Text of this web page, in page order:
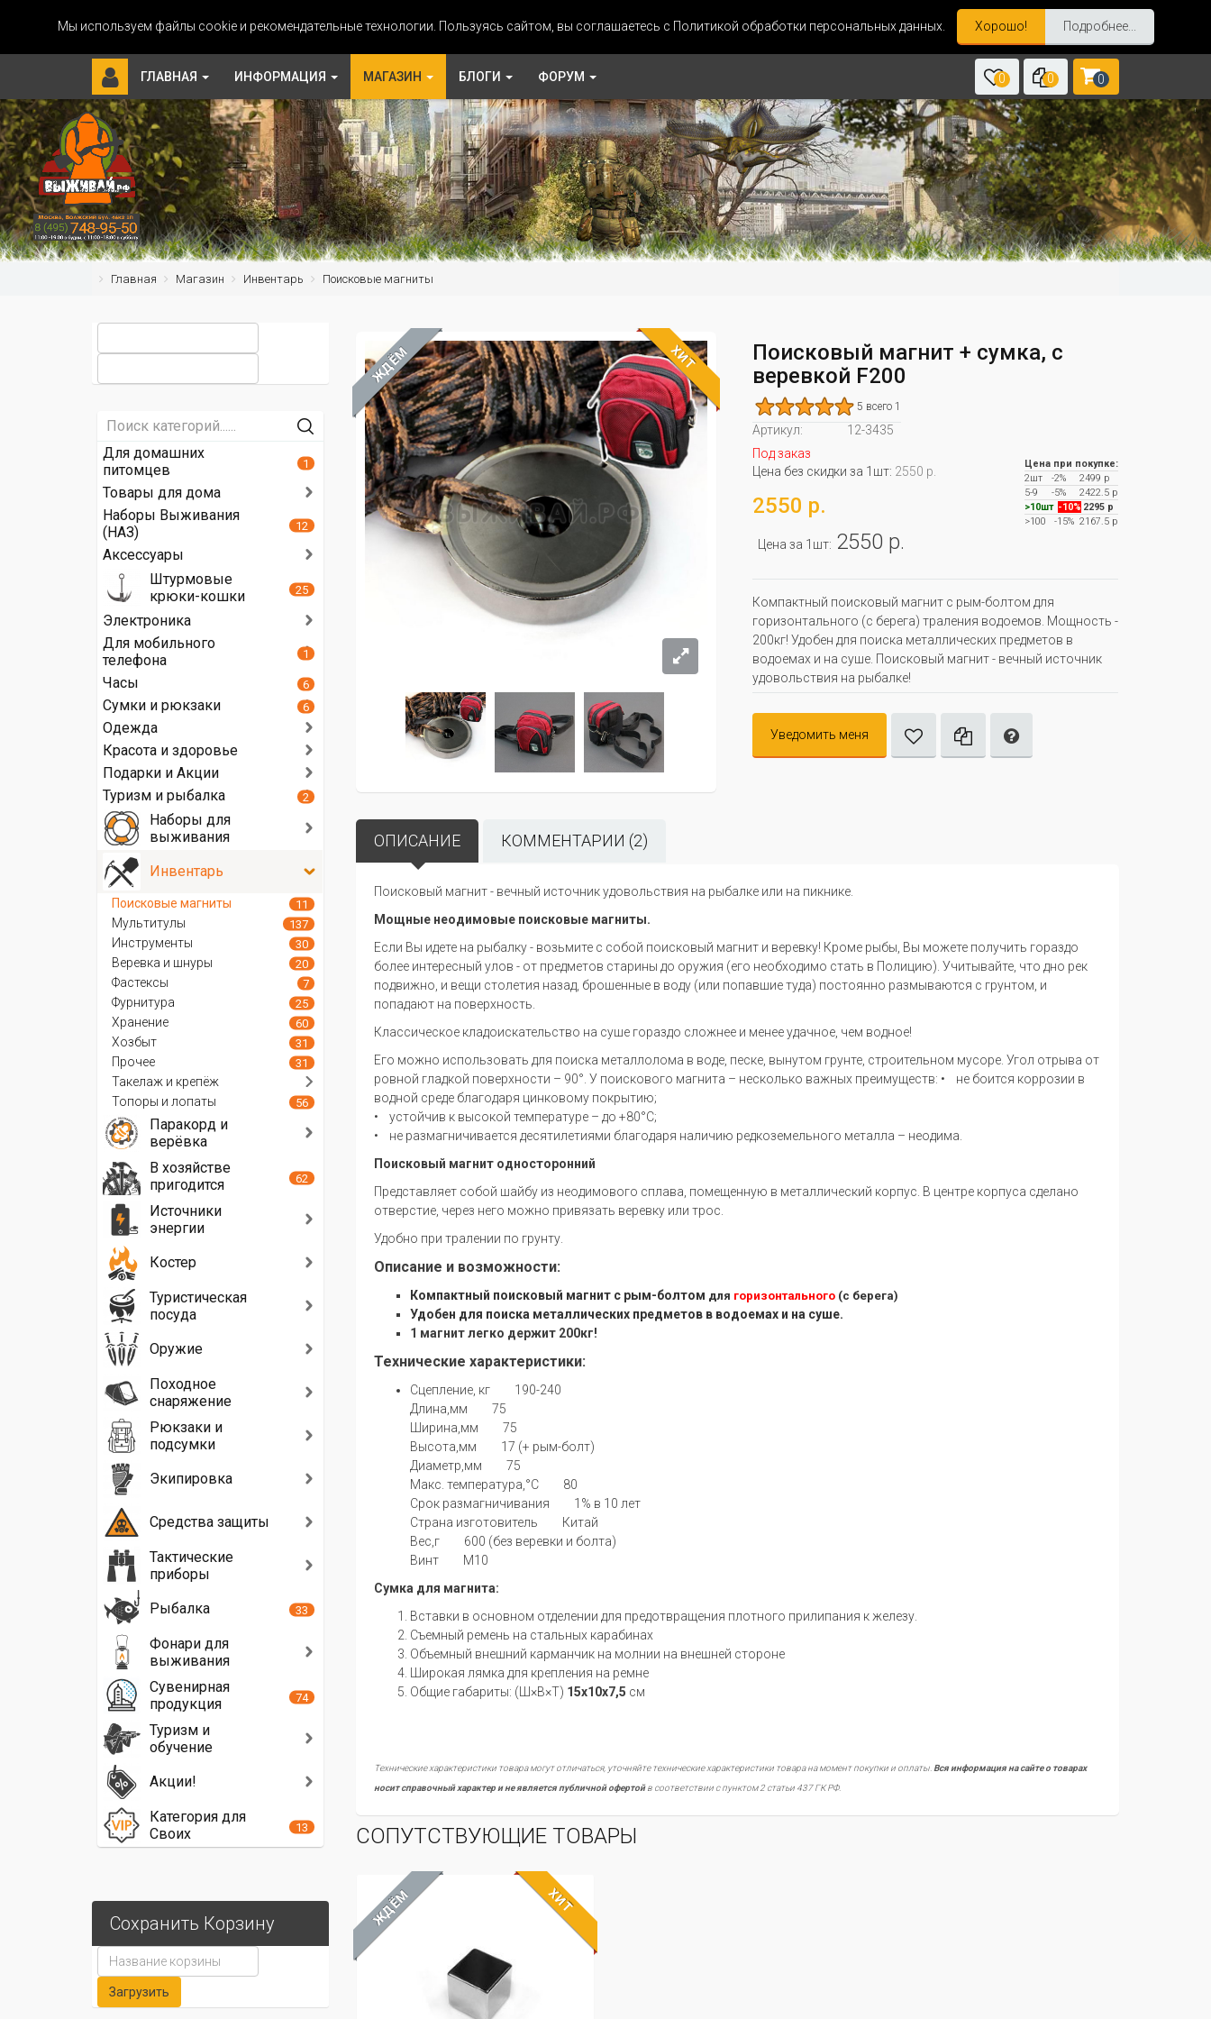
Мы используем файлы cookie и рекомендательные технологии. Пользуясь сайтом, вы соглашаетесь с Политикой обработки персональных данных. Хорошо! Подробнее...
ГЛАВНАЯ ИНФОРМАЦИЯ МАГАЗИН БЛОГИ ФОРУМ 0 0 0
Главная Магазин Инвентарь Поисковые магниты
ЖДЁМ ХИТ
Поисковый магнит + сумка, с
веревкой F200
5 всего 1
Артикул:
12-3435
Под заказ
Цена без скидки за 1шт: 2550 р.
2550 р.
Цена за 1шт: 2550 р.
Цена при покупке:
2шт
-2%
2499 р
5-9
-5%
2422.5 р
>10шт -10% 2295 р
>100
-15%2167.5 р
Компактный поисковый магнит с рым-болтом для
горизонтального (с берега) траления водоемов. Мощность -
200кг! Удобен для поиска металлических предметов в
водоемах и на суше. Поисковый магнит - вечный источник
удовольствия на рыбалке!
Уведомить меня
ОПИСАНИЕ КОММЕНТАРИИ (2)
Поисковый магнит - вечный источник удовольствия на рыбалке или на пикнике.
Мощные неодимовые поисковые магниты.
Если Вы идете на рыбалку - возьмите с собой поисковый магнит и веревку! Кроме рыбы, Вы можете получить гораздо
более интересный улов - от предметов старины до оружия (его необходимо стать в Полицию). Учитывайте, что дно рек
подвижно, и вещи столетия назад, брошенные в воду (или попавшие туда) постоянно размываются с грунтом, и
попадают на поверхность.
Классическое кладоискательство на суше гораздо сложнее и менее удачное, чем водное!
Его можно использовать для поиска металлолома в воде, песке, вынутом грунте, строительном мусоре. Угол отрыва от
ровной гладкой поверхности – 90°. У поискового магнита – несколько важных преимуществ: • не боится коррозии в
водной среде благодаря цинковому покрытию;
• устойчив к высокой температуре – до +80°С;
• не размагничивается десятилетиями благодаря наличию редкоземельного металла – неодима.
Поисковый магнит односторонний
Представляет собой шайбу из неодимового сплава, помещенную в металлический корпус. В центре корпуса сделано
отверстие, через него можно привязать веревку или трос.
Удобно при тралении по грунту.
Описание и возможности:
Компактный поисковый магнит с рым-болтом для горизонтального(с берега)
Удобен для поиска металлических предметов в водоемах и на суше.
1 магнит легко держит 200кг!
Технические характеристики:
Сцепление, кг 190-240
Длина,мм 75
Ширина,мм 75
Высота,мм 17 (+ рым-болт)
Диаметр,мм 75
Макс. температура,°C 80
Срок размагничивания 1% в 10 лет
Страна изготовитель Китай
Вес,г 600 (без веревки и болта)
Винт M10
Сумка для магнита:
Вставки в основном отделении для предотвращения плотного прилипания к железу.
Съемный ремень на стальных карабинах
Объемный внешний карманчик на молнии на внешней стороне
Широкая лямка для крепления на ремне
Общие габариты: (Ш×В×Т) 15х10х7,5 см
Технические характеристики товара могут отличаться, уточняйте технические характеристики товара на момент покупки и оплаты. Вся информация на сайте о товарах
носит справочный характер и не является публичной офертойв соответствии с пунктом 2 статьи 437 ГК РФ.
СОПУТСТВУЮЩИЕ ТОВАРЫ
ЖДЁМ ХИТ
Для домашних
питомцев
1
Товары для дома
Наборы Выживания
(НАЗ)
12
Аксессуары
Штурмовые
крюки-кошки
25
Электроника
Для мобильного
телефона
1
Часы 6
Сумки и рюкзаки 6
Одежда
Красота и здоровье
Подарки и Акции
Туризм и рыбалка
2
Наборы для
выживания
Инвентарь
Поисковые магниты 11
Мультитулы 137
Инструменты 30
Веревка и шнуры 20
Фастексы 7
Фурнитура 25
Хранение 60
Хозбыт 31
Прочее 31
Такелаж и крепёж
Топоры и лопаты
56
Паракорд и
верёвка
В хозяйстве
пригодится
62
Источники
энергии
Костер
Туристическая
посуда
Оружие
Походное
снаряжение
Рюкзаки и
подсумки
Экипировка
Средства защиты
Тактические
приборы
Рыбалка
33
Фонари для
выживания
Сувенирная
продукция
74
Туризм и
обучение
Акции!
Категория для
Своих
13
Сохранить Корзину